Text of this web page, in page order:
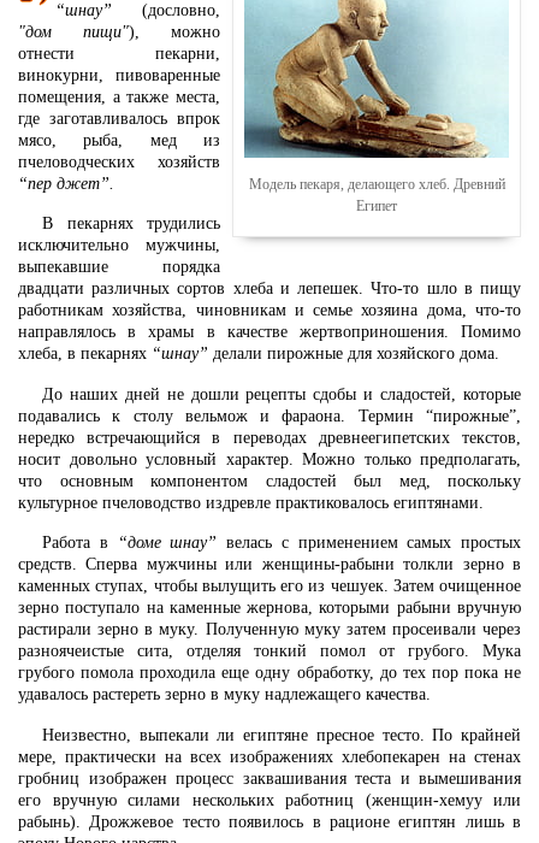
Модель пекаря, делающего хлеб. Древний
Египет
“шнау” (дословно,
"дом пищи"), можно
отнести пекарни,
винокурни, пивоваренные
помещения, а также места,
где заготавливалось впрок
мясо, рыба, мед из
пчеловодческих хозяйств
“пер джет”.
В пекарнях трудились
исключительно мужчины,
выпекавшие порядка
двадцати различных сортов хлеба и лепешек. Что-то шло в пищу
работникам хозяйства, чиновникам и семье хозяина дома, что-то
направлялось в храмы в качестве жертвоприношения. Помимо
хлеба, в пекарнях “шнау” делали пирожные для хозяйского дома.
До наших дней не дошли рецепты сдобы и сладостей, которые
подавались к столу вельмож и фараона. Термин “пирожные”,
нередко встречающийся в переводах древнеегипетских текстов,
носит довольно условный характер. Можно только предполагать,
что основным компонентом сладостей был мед, поскольку
культурное пчеловодство издревле практиковалось египтянами.
Работа в “доме шнау” велась с применением самых простых
средств. Сперва мужчины или женщины-рабыни толкли зерно в
каменных ступах, чтобы вылущить его из чешуек. Затем очищенное
зерно поступало на каменные жернова, которыми рабыни вручную
растирали зерно в муку. Полученную муку затем просеивали через
разноячеистые сита, отделяя тонкий помол от грубого. Мука
грубого помола проходила еще одну обработку, до тех пор пока не
удавалось растереть зерно в муку надлежащего качества.
Неизвестно, выпекали ли египтяне пресное тесто. По крайней
мере, практически на всех изображениях хлебопекарен на стенах
гробниц изображен процесс заквашивания теста и вымешивания
его вручную силами нескольких работниц (женщин-хемуу или
рабынь). Дрожжевое тесто появилось в рационе египтян лишь в